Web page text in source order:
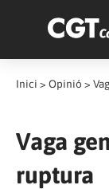
Inici > Opinió >
Vaga
ruptura